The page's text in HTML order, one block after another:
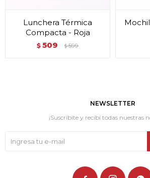
Lunchera Térmica
Compacta - Roja
$ 509 $ 599
NEWSLETTER
¡Suscribite y recibí todas nuestras